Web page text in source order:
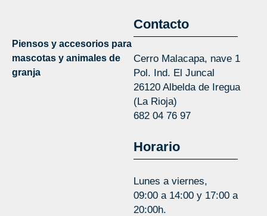
Piensos y accesorios para
mascotas y animales de
granja
Contacto
Cerro Malacapa, nave 1
Pol. Ind. El Juncal
26120 Albelda de Iregua
(La Rioja)
682 04 76 97
Horario
Lunes a viernes,
09:00 a 14:00 y 17:00 a
20:00h.